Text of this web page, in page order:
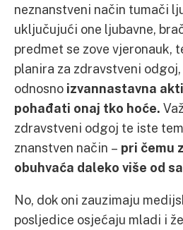
neznanstveni način tumači
uključujući one ljubavne,
predmet se zove vjeronauk,
planira za zdravstveni
odnosno izvannastavna
pohađati onaj tko hoće.
zdravstveni odgoj te iste
znanstven način – pri čemu
obuhvaća daleko više od
No, dok oni zauzimaju
posljedice osjećaju mladi i